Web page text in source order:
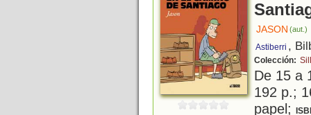
JASON (aut.)
Astiberri ,
Colección:
De 15 a
192 p.;
papel;